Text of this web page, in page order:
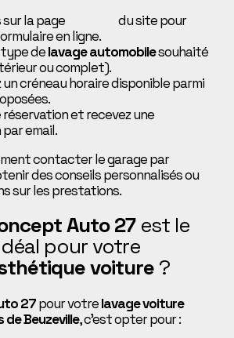
la page
du site pour
en ligne.
type delavage automobilesouhaité
ou complet).
créneau horaire disponible parmi
et recevez une
email.
contacter le garage par
des conseils personnalisés ou
sur les prestations.
Auto 27est le
pour votre
voiture ?
27pour votrelavage voiture
Beuzeville, c’est opter pour :